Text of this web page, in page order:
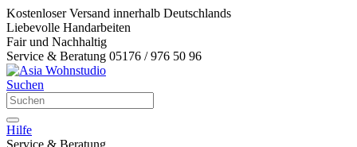
Kostenloser Versand innerhalb Deutschlands
Liebevolle Handarbeiten
Fair und Nachhaltig
Service & Beratung 05176 / 976 50 96
Suchen
Hilfe
Service & Beratung